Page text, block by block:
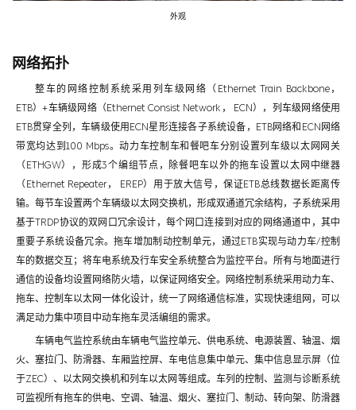
外观
网络拓扑
整车的网络控制系统采用列车级网络（Ethernet Train Backbone，
ETB）+车辆级网络（Ethernet Consist Network， ECN），列车级网络使用
ETB贯穿全列，车辆级使用ECN星形连接各子系统设备，ETB网络和ECN网络
带宽均达到100 Mbps。动力车控制车和餐吧车分别设置列车级以太网网关
（ETHGW），形成3个编组节点，除餐吧车以外的拖车设置以太网中继器
（Ethernet Repeater， EREP）用于放大信号，保证ETB总线数据长距离传
输。每节车设置两个车辆级以太网交换机，形成双通道冗余结构，子系统采用
基于TRDP协议的双网口冗余设计，每个网口连接到对应的网络通道中，其中
重要子系统设备冗余。拖车增加制动控制单元，通过ETB实现与动力车/控制
车的数据交互；将车电系统及行车安全系统整合为监控平台。所有与地面进行
通信的设备均设置网络防火墙，以保证网络安全。网络控制系统采用动力车、
拖车、控制车以太网一体化设计，统一了网络通信标准，实现快速组网，可以
满足动力集中项目中动车拖车灵活编组的需求。
车辆电气监控系统由车辆电气监控单元、供电系统、电源装置、轴温、烟
火、塞拉门、防滑器、车厢监控屏、车电信息集中单元、集中信息显示屏（位
于ZEC）、以太网交换机和列车以太网等组成。车列的控制、监测与诊断系统
可监视所有拖车的供电、空调、轴温、烟火、塞拉门、制动、转向架、防滑器